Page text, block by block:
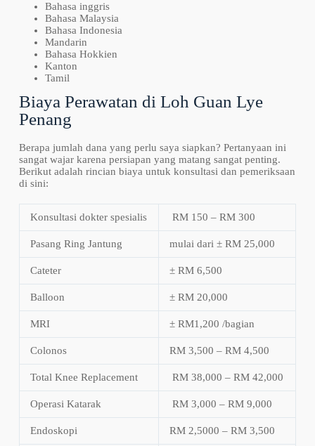
Bahasa inggris
Bahasa Malaysia
Bahasa Indonesia
Mandarin
Bahasa Hokkien
Kanton
Tamil
Biaya Perawatan di Loh Guan Lye
Penang
Berapa jumlah dana yang perlu saya siapkan? Pertanyaan ini
sangat wajar karena persiapan yang matang sangat penting.
Berikut adalah rincian biaya untuk konsultasi dan pemeriksaan
di sini:
Konsultasi dokter spesialis RM 150 – RM 300
Pasang Ring Jantung mulai dari ± RM 25,000
Cateter ± RM 6,500
Balloon ± RM 20,000
MRI ± RM1,200 /bagian
Colonos RM 3,500 – RM 4,500
Total Knee Replacement RM 38,000 – RM 42,000
Operasi Katarak RM 3,000 – RM 9,000
Endoskopi RM 2,5000 – RM 3,500